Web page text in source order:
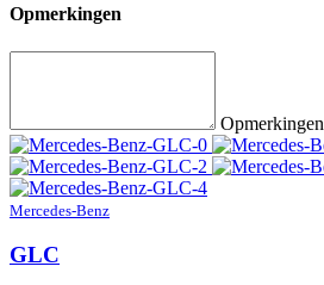
Opmerkingen
Opmerkingen
Mercedes-Benz
GLC